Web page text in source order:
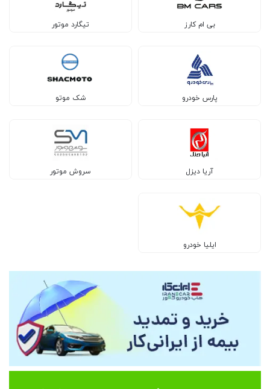
بی ام کارز تیگارد موتور
پارس خودرو شک موتو
آریا دیزل سروش موتور
ایلیا خودرو